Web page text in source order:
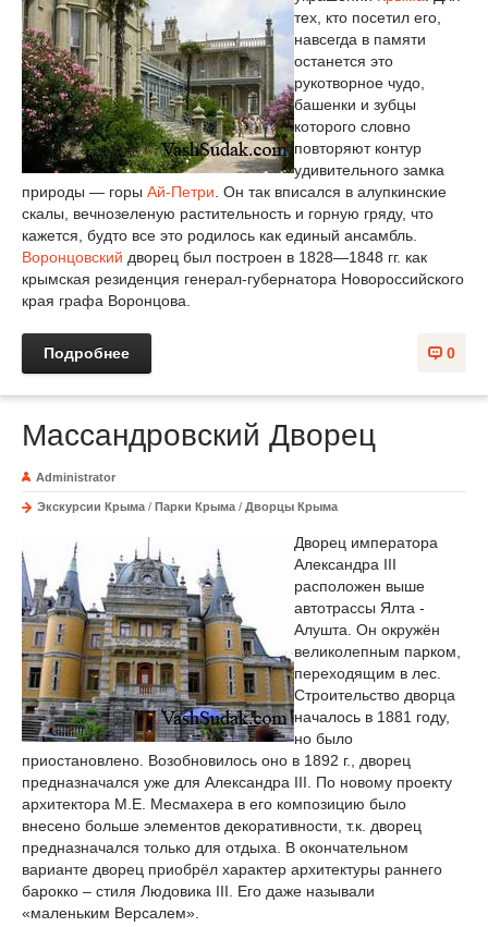
тех, кто посетил его,
навсегда в памяти
останется это
рукотворное чудо,
башенки и зубцы
которого словно
повторяют контур
удивительного замка
природы — горы Ай-Петри . Он так вписался в алупкинские
скалы, вечнозеленую растительность и горную гряду, что
кажется, будто все это родилось как единый ансамбль.
Воронцовский дворец был построен в 1828—1848 гг. как
крымская резиденция генерал-губернатора Новороссийского
края графа Воронцова.
0
Подробнее
Массандровский Дворец
Administrator
Экскурсии Крыма / Парки Крыма / Дворцы Крыма
Дворец императора
Александра III
расположен выше
автотрассы Ялта -
Алушта. Он окружён
великолепным парком,
переходящим в лес.
Строительство дворца
началось в 1881 году,
но было
приостановлено. Возобновилось оно в 1892 г., дворец
предназначался уже для Александра III. По новому проекту
архитектора М.Е. Месмахера в его композицию было
внесено больше элементов декоративности, т.к. дворец
предназначался только для отдыха. В окончательном
варианте дворец приобрёл характер архитектуры раннего
барокко – стиля Людовика III. Его даже называли
«маленьким Версалем».